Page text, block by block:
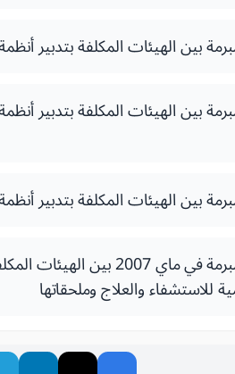
بين الهيئات المكلفة بتدبير
بين الهيئات المكلفة بتدبير
بين الهيئات المكلفة بتدبير
الاتفاقية الوطنية
للاستشفاء والعلاج وملحقاتها